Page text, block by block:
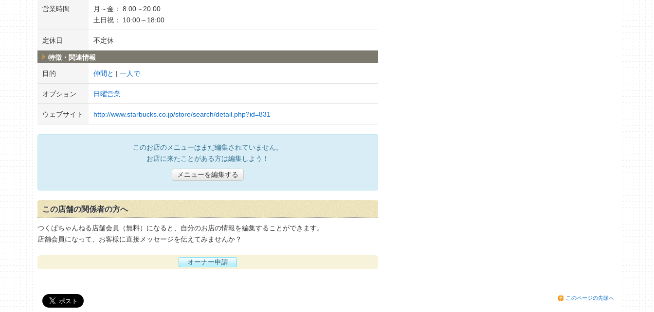
営業時間
月～金： 8:00～20:00
土日祝： 10:00～18:00
定休日 不定休
特徴・関連情報
目的 仲間と 一人で
オプション 日曜営業
ウェブサイト http://www.starbucks.co.jp/store/search/detail.php?id=831
このお店のメニューはまだ編集されていません。
お店に来たことがある方は編集しよう！
メニューを編集する
この店舗の関係者の方へ
つくばちゃんねる店舗会員（無料）になると、自分のお店の情報を編集することができます。
店舗会員になって、お客様に直接メッセージを伝えてみませんか？
オーナー申請
このページの先頭へ